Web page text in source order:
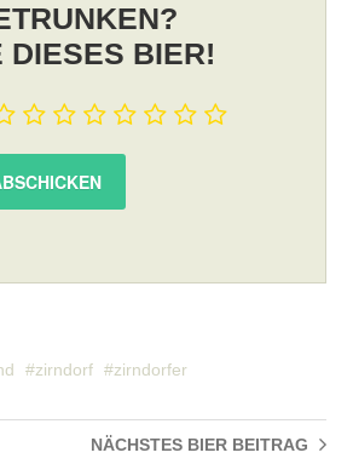
DIESES BIER!
zirndorf zirndorfer
NÄCHSTES BIERBEITRAG